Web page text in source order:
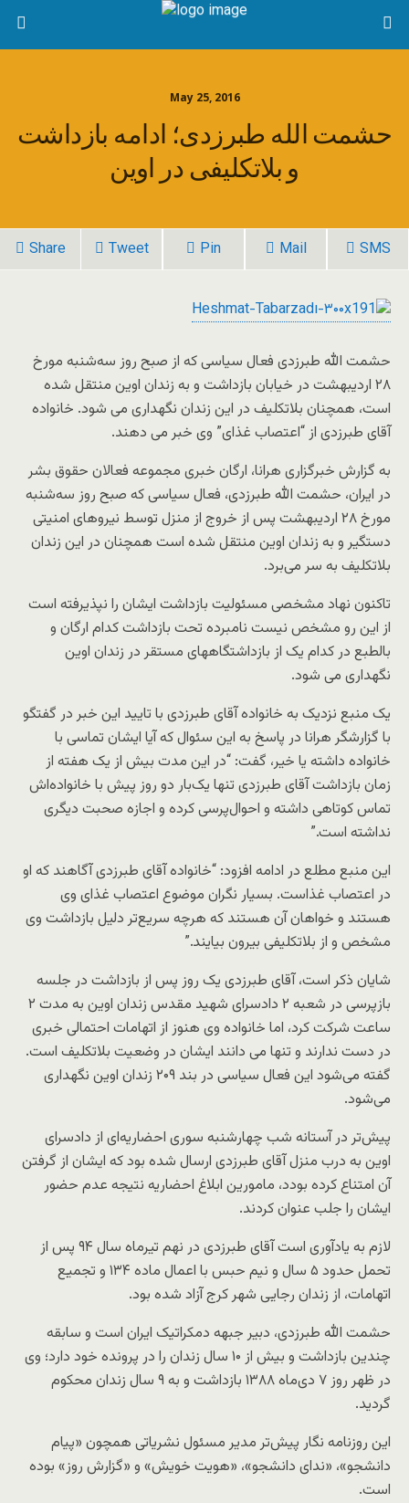
May 25, 2016
حشمت الله طبرزدی؛ ادامه بازداشت
و بلاتکلیفی در اوین
Share Tweet Pin Mail SMS
حشمت الله طبرزدی فعال سیاسی که از صبح روز سه‌شنبه مورخ
۲۸ اردیبهشت در خیابان بازداشت و به زندان اوین منتقل شده
است، همچنان بلاتکلیف در این زندان نگهداری می شود. خانواده
آقای طبرزدی از “اعتصاب غذای” وی خبر می دهند.
به گزارش خبرگزاری هرانا، ارگان خبری مجموعه فعالان حقوق بشر
در ایران، حشمت الله طبرزدی، فعال سیاسی که صبح روز سه‌شنبه
مورخ ۲۸ اردیبهشت پس از خروج از منزل توسط نیروهای امنیتی
دستگیر و به زندان اوین منتقل شده است همچنان در این زندان
بلاتکلیف به سر می‌برد.
تاکنون نهاد مشخصی مسئولیت بازداشت ایشان را نپذیرفته است
از این رو مشخص نیست نامبرده تحت بازداشت کدام ارگان و
بالطبع در کدام یک از بازداشتگاههای مستقر در زندان اوین
نگهداری می شود.
یک منبع نزدیک به خانواده آقای طبرزدی با تایید این خبر در گفتگو
با گزارشگر هرانا در پاسخ به این سئوال که آیا ایشان تماسی با
خانواده داشته یا خیر، گفت: “در این مدت بیش از یک هفته از
زمان بازداشت آقای طبرزدی تنها یک‌بار دو روز پیش با خانواده‌اش
تماس کوتاهی داشته و احوال‌پرسی کرده و اجازه صحبت دیگری
نداشته است.”
این منبع مطلع در ادامه افزود: “خانواده آقای طبرزدی آگاهند که او
در اعتصاب غذاست. بسیار نگران موضوع اعتصاب غذای وی
هستند و خواهان آن هستند که هرچه سریع‌تر دلیل بازداشت وی
مشخص و از بلاتکلیفی بیرون بیایند.”
شایان ذکر است، آقای طبرزدی یک روز پس از بازداشت در جلسه
بازپرسی در شعبه ۲ دادسرای شهید مقدس زندان اوین به مدت ۲
ساعت شرکت کرد، اما خانواده وی هنوز از اتهامات احتمالی خبری
در دست ندارند و تنها می دانند ایشان در وضعیت بلاتکلیف است.
گفته می‌شود این فعال سیاسی در بند ۲۰۹ زندان اوین نگهداری
می‌شود.
پیش‌تر در آستانه شب چهارشنبه سوری احضاریه‌ای از دادسرای
اوین به درب منزل آقای طبرزدی ارسال شده بود که ایشان از گرفتن
آن امتناع کرده بودد، مامورین ابلاغ احضاریه نتیجه عدم حضور
ایشان را جلب عنوان کردند.
لازم به یادآوری است آقای طبرزدی در نهم تیرماه سال ۹۴ پس از
تحمل حدود ۵ سال و نیم حبس با اعمال ماده ۱۳۴ و تجمیع
اتهامات، از زندان رجایی شهر کرج آزاد شده بود.
حشمت الله طبرزدی، دبیر جبهه دمکراتیک ایران است و سابقه
چندین بازداشت و بیش از ۱۰ سال زندان را در پرونده خود دارد؛ وی
در ظهر روز ۷ دی‌ماه ۱۳۸۸ بازداشت و به ۹ سال زندان محکوم
گردید.
این روزنامه نگار پیش‌تر مدیر مسئول نشریاتی همچون «پیام
دانشجو»، «ندای دانشجو»، «هویت خویش» و «گزارش روز» بوده
است.